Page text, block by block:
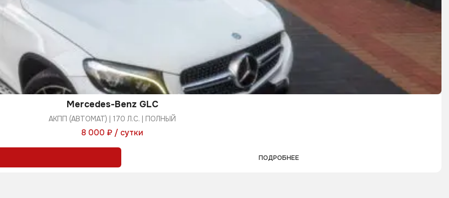
Mercedes-Benz GLC
АКПП (АВТОМАТ) | 170 Л.С. | ПОЛНЫЙ
8 000 ₽ / сутки
ПОДРОБНЕЕ